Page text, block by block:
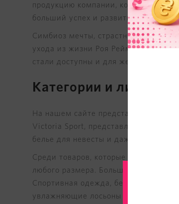
продукцию компании, которая
больший успех и развитие Victoria`s
Симбиоз мечты, страстного желания
ухода из жизни Роя Реймонда,
стали доступны и для женщин в
Категории и
На нашем сайте представлена как
Victoria Sport, представляющий
белье для невесты и даже
Среди товаров, которые можно
любого размера. Большой
Спортивная одежда, белье и
увлажняющие лосьоны и кремы,